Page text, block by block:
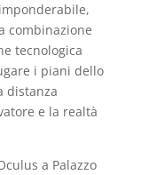
combinazione
tecnologica
i piani dello
distanza
e la realtà
a Palazzo